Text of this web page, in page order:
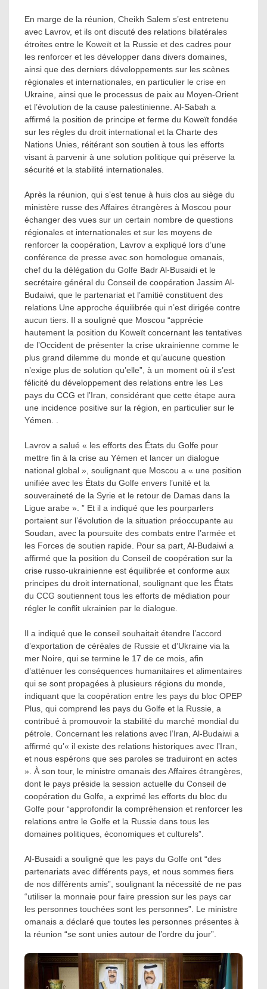
En marge de la réunion, Cheikh Salem s’est entretenu
avec Lavrov, et ils ont discuté des relations bilatérales
étroites entre le Koweït et la Russie et des cadres pour
les renforcer et les développer dans divers domaines,
ainsi que des derniers développements sur les scènes
régionales et internationales, en particulier le crise en
Ukraine, ainsi que le processus de paix au Moyen-Orient
et l’évolution de la cause palestinienne. Al-Sabah a
affirmé la position de principe et ferme du Koweït fondée
sur les règles du droit international et la Charte des
Nations Unies, réitérant son soutien à tous les efforts
visant à parvenir à une solution politique qui préserve la
sécurité et la stabilité internationales.
Après la réunion, qui s’est tenue à huis clos au siège du
ministère russe des Affaires étrangères à Moscou pour
échanger des vues sur un certain nombre de questions
régionales et internationales et sur les moyens de
renforcer la coopération, Lavrov a expliqué lors d’une
conférence de presse avec son homologue omanais,
chef du la délégation du Golfe Badr Al-Busaidi et le
secrétaire général du Conseil de coopération Jassim Al-
Budaiwi, que le partenariat et l’amitié constituent des
relations Une approche équilibrée qui n’est dirigée contre
aucun tiers. Il a souligné que Moscou “apprécie
hautement la position du Koweït concernant les tentatives
de l’Occident de présenter la crise ukrainienne comme le
plus grand dilemme du monde et qu’aucune question
n’exige plus de solution qu’elle”, à un moment où il s’est
félicité du développement des relations entre les Les
pays du CCG et l’Iran, considérant que cette étape aura
une incidence positive sur la région, en particulier sur le
Yémen. .
Lavrov a salué « les efforts des États du Golfe pour
mettre fin à la crise au Yémen et lancer un dialogue
national global », soulignant que Moscou a « une position
unifiée avec les États du Golfe envers l’unité et la
souveraineté de la Syrie et le retour de Damas dans la
Ligue arabe ». ” Et il a indiqué que les pourparlers
portaient sur l’évolution de la situation préoccupante au
Soudan, avec la poursuite des combats entre l’armée et
les Forces de soutien rapide. Pour sa part, Al-Budaiwi a
affirmé que la position du Conseil de coopération sur la
crise russo-ukrainienne est équilibrée et conforme aux
principes du droit international, soulignant que les États
du CCG soutiennent tous les efforts de médiation pour
régler le conflit ukrainien par le dialogue.
Il a indiqué que le conseil souhaitait étendre l’accord
d’exportation de céréales de Russie et d’Ukraine via la
mer Noire, qui se termine le 17 de ce mois, afin
d’atténuer les conséquences humanitaires et alimentaires
qui se sont propagées à plusieurs régions du monde,
indiquant que la coopération entre les pays du bloc OPEP
Plus, qui comprend les pays du Golfe et la Russie, a
contribué à promouvoir la stabilité du marché mondial du
pétrole. Concernant les relations avec l’Iran, Al-Budaiwi a
affirmé qu’« il existe des relations historiques avec l’Iran,
et nous espérons que ses paroles se traduiront en actes
». À son tour, le ministre omanais des Affaires étrangères,
dont le pays préside la session actuelle du Conseil de
coopération du Golfe, a exprimé les efforts du bloc du
Golfe pour “approfondir la compréhension et renforcer les
relations entre le Golfe et la Russie dans tous les
domaines politiques, économiques et culturels”.
Al-Busaidi a souligné que les pays du Golfe ont “des
partenariats avec différents pays, et nous sommes fiers
de nos différents amis”, soulignant la nécessité de ne pas
“utiliser la monnaie pour faire pression sur les pays car
les personnes touchées sont les personnes”. Le ministre
omanais a déclaré que toutes les personnes présentes à
la réunion “se sont unies autour de l’ordre du jour”.